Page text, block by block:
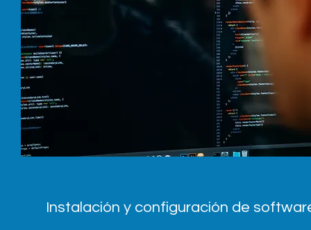
Instalación y configuración de